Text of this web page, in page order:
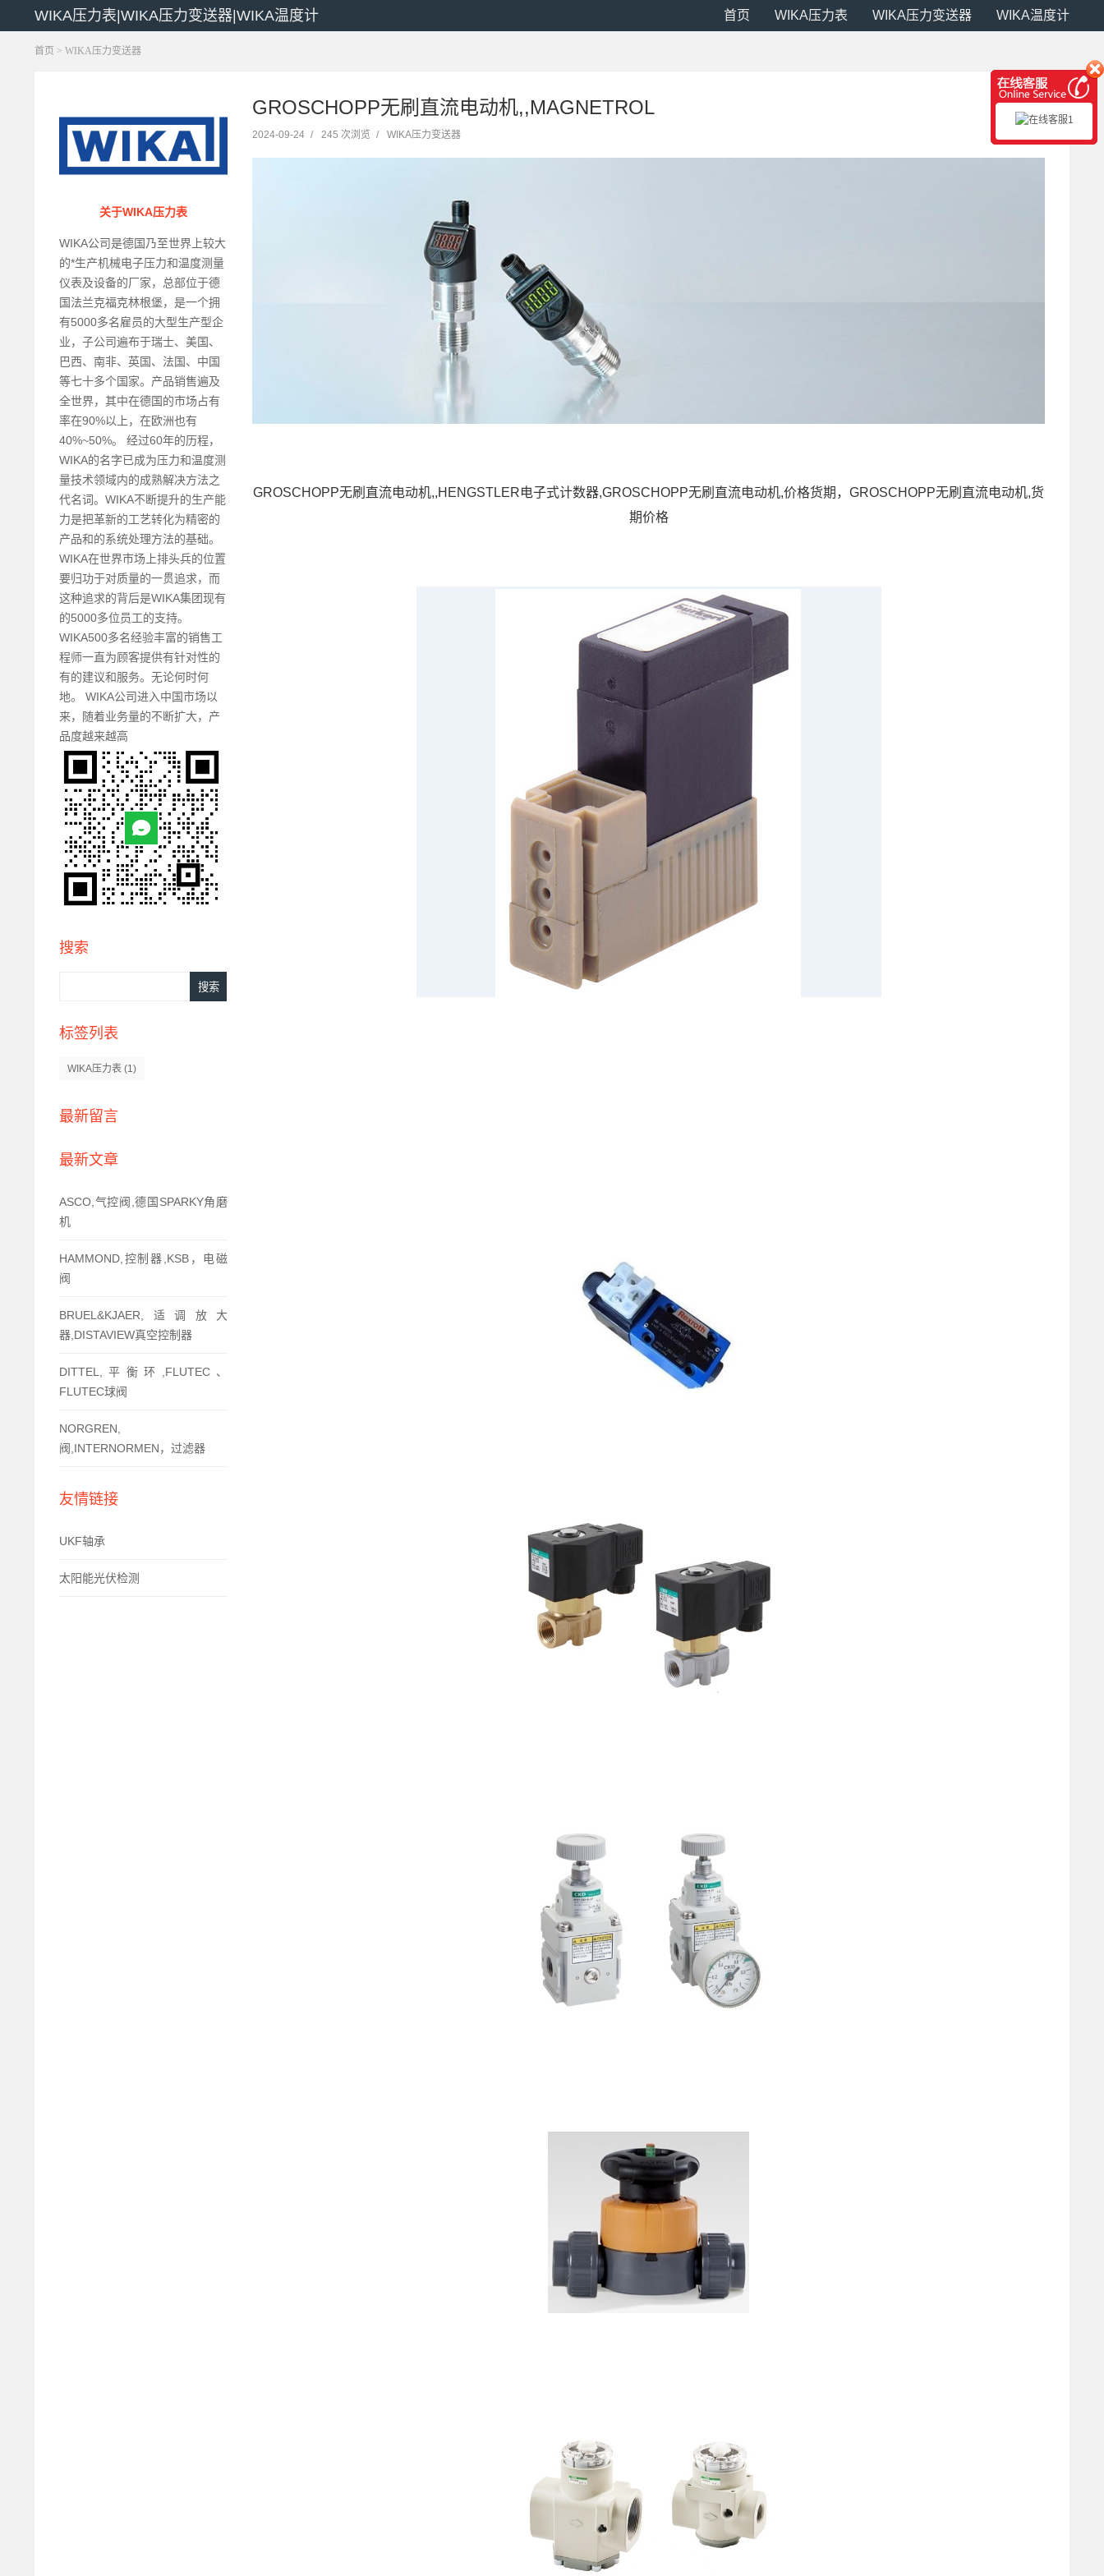
WIKA压力表|WIKA压力变送器|WIKA温度计 首页 WIKA压力表 WIKA压力变送器 WIKA温度计
首页 > WIKA压力变送器
关于WIKA压力表
WIKA公司是德国乃至世界上较大
的*生产机械电子压力和温度测量
仪表及设备的厂家，总部位于德
国法兰克福克林根堡，是一个拥
有5000多名雇员的大型生产型企
业，子公司遍布于瑞士、美国、
巴西、南非、英国、法国、中国
等七十多个国家。产品销售遍及
全世界，其中在德国的市场占有
率在90%以上，在欧洲也有
40%~50%。 经过60年的历程，
WIKA的名字已成为压力和温度测
量技术领域内的成熟解决方法之
代名词。WIKA不断提升的生产能
力是把革新的工艺转化为精密的
产品和的系统处理方法的基础。
WIKA在世界市场上排头兵的位置
要归功于对质量的一贯追求，而
这种追求的背后是WIKA集团现有
的5000多位员工的支持。
WIKA500多名经验丰富的销售工
程师一直为顾客提供有针对性的
有的建议和服务。无论何时何
地。 WIKA公司进入中国市场以
来，随着业务量的不断扩大，产
品度越来越高
搜索
标签列表
WIKA压力表 (1)
最新留言
最新文章
ASCO,气控阀,德国SPARKY角磨
机
HAMMOND,控制器,KSB，电磁
阀
BRUEL&KJAER,适调放大
器,DISTAVIEW真空控制器
DITTEL,平衡环,FLUTEC、
FLUTEC球阀
NORGREN,
阀,INTERNORMEN，过滤器
友情链接
UKF轴承
太阳能光伏检测
GROSCHOPP无刷直流电动机,,MAGNETROL
2024-09-24 / 245 次浏览 / WIKA压力变送器
GROSCHOPP无刷直流电动机,,HENGSTLER电子式计数器,GROSCHOPP无刷直流电动机,价格货期，GROSCHOPP无刷直流电动机,货
期价格